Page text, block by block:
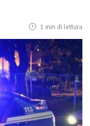
1 min di lettura